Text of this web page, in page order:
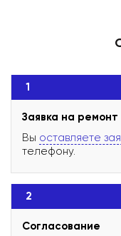
1
Заявка на ремонт
Вы оставляете
телефону.
2
Согласование